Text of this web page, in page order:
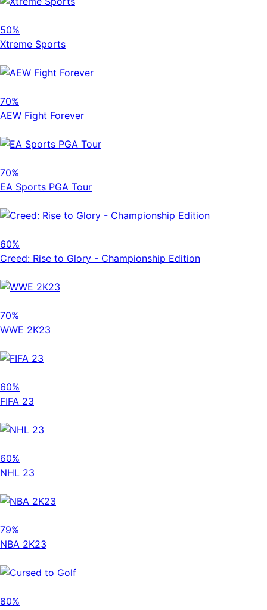
50%
Xtreme Sports
70%
AEW Fight Forever
70%
EA Sports PGA Tour
60%
Creed: Rise to Glory - Championship Edition
70%
WWE 2K23
60%
FIFA 23
60%
NHL 23
79%
NBA 2K23
80%